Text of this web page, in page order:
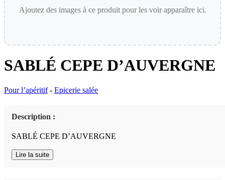
Ajoutez des images à ce produit pour les voir apparaître ici.
SABLÉ CEPE D’AUVERGNE
Pour l’apéritif- Epicerie salée
Description :
SABLÉ CEPE D’AUVERGNE
Lire la suite